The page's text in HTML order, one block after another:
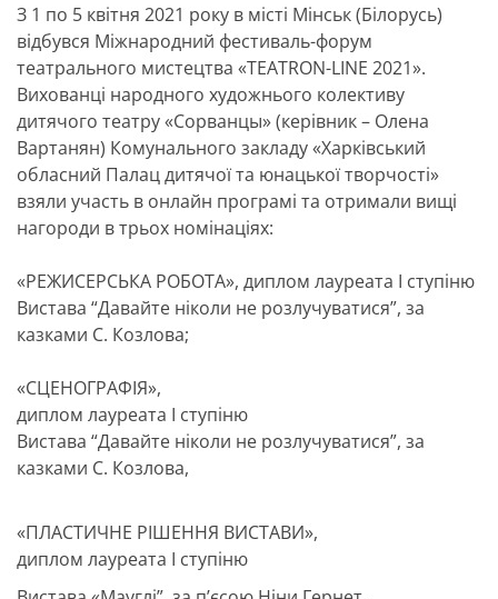
З 1 по 5 квітня 2021 року в місті Мінськ (Білорусь)
відбувся Міжнародний фестиваль-форум
театрального мистецтва «TEATRON-LINE 2021».
Вихованцi народного художнього колективу
дитячого театру «Сорванцы» (керівник – Олена
Вартанян) Комунального закладу «Харківський
обласний Палац дитячої та юнацької творчості»
взяли участь в онлайн програмі та отримали вищі
нагороди в трьох номінаціях:
«РЕЖИСЕРСЬКА РОБОТА», диплом лауреата І ступіню
Вистава “Давайте ніколи не розлучуватися”, за
казками С. Козлова;
«СЦЕНОГРАФІЯ»,
диплом лауреата I ступіню
Вистава “Давайте ніколи не розлучуватися”, за
казками С. Козлова,
«ПЛАСТИЧНЕ РІШЕННЯ ВИСТАВИ»,
диплом лауреата I ступіню